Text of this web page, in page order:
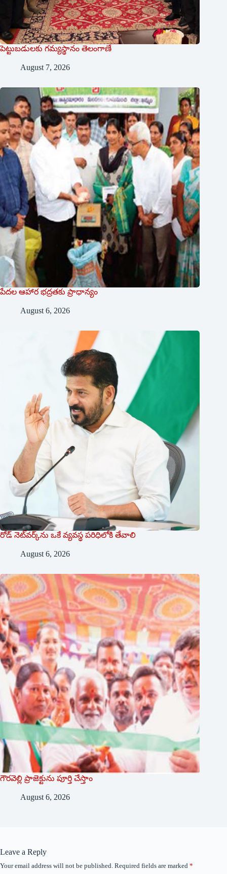
పెట్టుబడులకు గమ్యస్థానం తెలంగాణే
August 7, 2026
పేదల ఆహార భద్రతకు ప్రాధాన్యం
August 6, 2026
రోడ్ నెట్‌వర్క్‌ను ఒకే వ్య‌వ‌స్థ ప‌రిధిలోకి తేవాలి
August 6, 2026
గౌరవెల్లి ప్రాజెక్టును పూర్తి చేస్తాం
August 6, 2026
Leave a Reply
Your email address will not be published. Required fields are marked *